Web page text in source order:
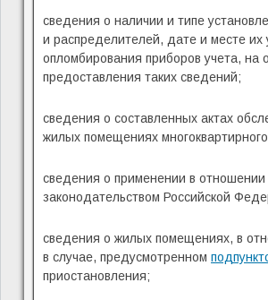
сведения о наличии и типе
и распределителей, дате и месте их
опломбирования приборов учета, на
предоставления таких сведений;
сведения о составленных актах
жилых помещениях
сведения о применении в отношении
законодательством Российской
сведения о жилых помещениях, в
в случае, предусмотренном
приостановления;